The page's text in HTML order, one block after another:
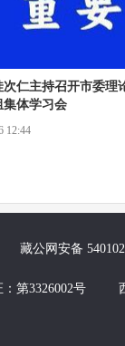
次仁主持召开市委理
集体学习会
12:44
藏公网安备
第3326002号 西